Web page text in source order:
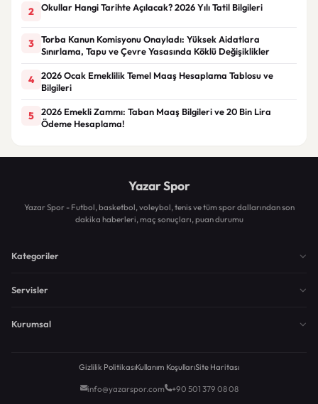
2 Okullar Hangi Tarihte Açılacak? 2026 Yılı Tatil Bilgileri
3
Torba Kanun Komisyonu Onayladı: Yüksek Aidatlara
Sınırlama, Tapu ve Çevre Yasasında Köklü Değişiklikler
4
2026 Ocak Emeklilik Temel Maaş Hesaplama Tablosu ve
Bilgileri
5
2026 Emekli Zammı: Taban Maaş Bilgileri ve 20 Bin Lira
Ödeme Hesaplama!
Yazar Spor
Yazar Spor - Futbol, basketbol, voleybol, tenis ve tüm spor dallarından son
dakika haberleri, maç sonuçları, puan durumu
Kategoriler
Servisler
Kurumsal
Gizlilik PolitikasıKullanım KoşullarıSite Haritası
info@yazarspor.com +90 501 379 08 08